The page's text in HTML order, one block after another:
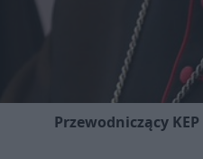
Przewodniczący